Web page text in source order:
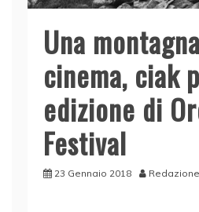
Una
cinema, ciak
edizione di
Festival
23 Gennaio 2018 Redazione